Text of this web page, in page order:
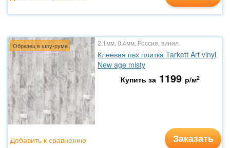
Образец в шоу-руме 2.1мм, 0.4мм, Россия, винил
Клеевая пвх плитка Tarkett Art vinyl
New age misty
Купить за 1199 р/м2
Заказать
Добавить к сравнению